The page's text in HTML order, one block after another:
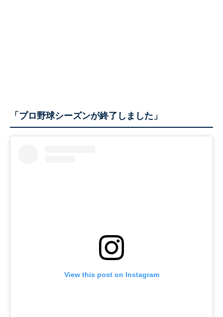
「プロ野球シーズンが終了しました」
View this post on Instagram